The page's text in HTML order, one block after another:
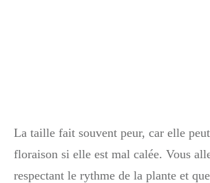
La taille fait souvent peur, car elle
floraison si elle est mal calée. Vous
respectant le rythme de la plante et